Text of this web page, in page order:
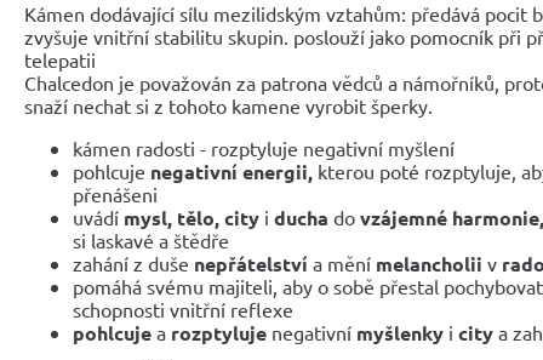
Kámen dodávající sílu mezilidským vztahům: předává pocit
zvyšuje vnitřní stabilitu skupin. poslouží jako pomocník při
telepatii
Chalcedon je považován za patrona vědců a námořníků,
snaží nechat si z tohoto kamene vyrobit šperky.
kámen radosti - rozptyluje negativní myšlení
pohlcuje negativní energii, kterou poté rozptyluje,
přenášeni
uvádí mysl, tělo, city i ducha do vzájemné harmonie,
si laskavé a štědře
zahání z duše nepřátelství a mění melancholii v
pomáhá svému majiteli, aby o sobě přestal
schopnosti vnitřní reflexe
pohlcuje a rozptyluje negativní myšlenky i city a